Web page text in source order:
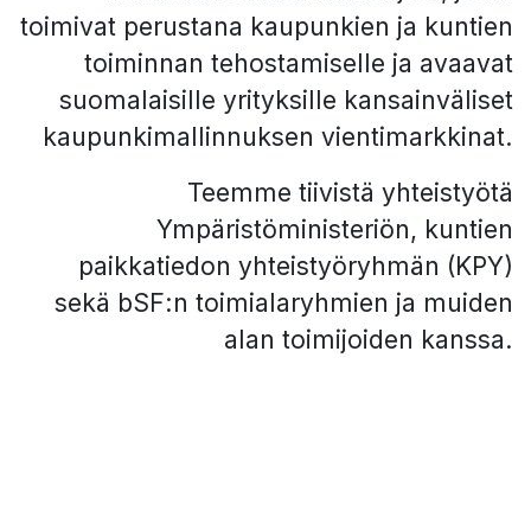
toimivat perustana kaupunkien ja kuntien
toiminnan tehostamiselle ja avaavat
suomalaisille yrityksille kansainväliset
kaupunkimallinnuksen vientimarkkinat.
Teemme tiivistä yhteistyötä
Ympäristöministeriön, kuntien
paikkatiedon yhteistyöryhmän (KPY)
sekä bSF:n toimialaryhmien ja muiden
alan toimijoiden kanssa.